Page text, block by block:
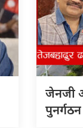
जेनजी
पुनर्गठन